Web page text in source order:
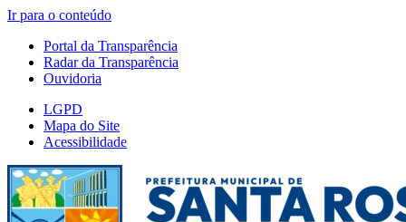
Ir para o conteúdo
Portal da Transparência
Radar da Transparência
Ouvidoria
LGPD
Mapa do Site
Acessibilidade